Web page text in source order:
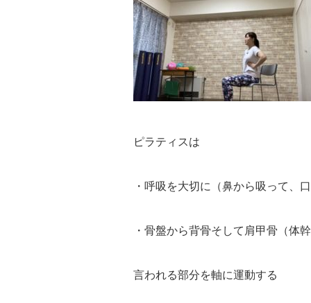
ピラティスは
・呼吸を大切に（鼻から吸って、
・骨盤から背骨そして肩甲骨（体
言われる部分を軸に運動する